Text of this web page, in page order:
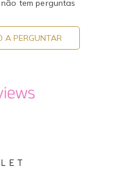
tem perguntas
A PERGUNTAR